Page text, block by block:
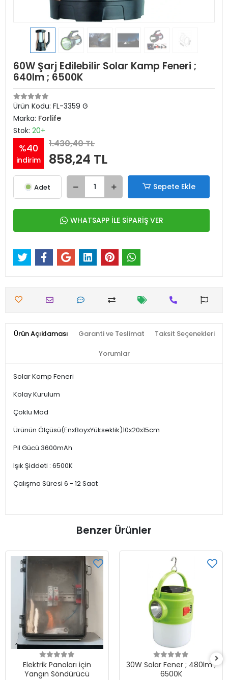
60W Şarj Edilebilir Solar Kamp Feneri ;
640lm ; 6500K
Ürün Kodu: FL-3359 G
Marka: Forlife
Stok: 20+
%40
indirim
1.430,40 TL
858,24 TL
Adet Sepete Ekle
WHATSAPP İLE SİPARİŞ VER
Ürün Açıklaması Garanti ve Teslimat Taksit Seçenekleri
Yorumlar
Solar Kamp Feneri
Kolay Kurulum
Çoklu Mod
Ürünün Ölçüsü(EnxBoyxYükseklik)10x20x15cm
Pil Gücü 3600mAh
Işık Şiddeti : 6500K
Çalışma Süresi 6 - 12 Saat
Benzer Ürünler
Elektrik Panoları için
Yangın Söndürücü
30W Solar Fener ; 480lm ;
6500K